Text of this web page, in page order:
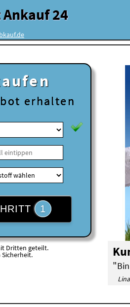
24
erhalten
1
Dritten geteilt.
Sicherheit.
"